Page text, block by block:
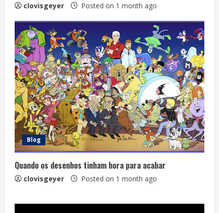
clovisgeyer Posted on 1 month ago
Blog
Quando os desenhos tinham hora para acabar
clovisgeyer Posted on 1 month ago